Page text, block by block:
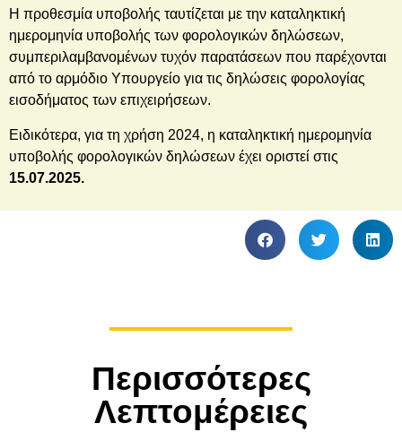
Η προθεσμία υποβολής ταυτίζεται με την καταληκτική
ημερομηνία υποβολής των φορολογικών δηλώσεων,
συμπεριλαμβανομένων τυχόν παρατάσεων που παρέχονται
από το αρμόδιο Υπουργείο για τις δηλώσεις φορολογίας
εισοδήματος των επιχειρήσεων.
Ειδικότερα, για τη χρήση 2024, η καταληκτική ημερομηνία
υποβολής φορολογικών δηλώσεων έχει οριστεί στις
15.07.2025.
Περισσότερες
Λεπτομέρειες